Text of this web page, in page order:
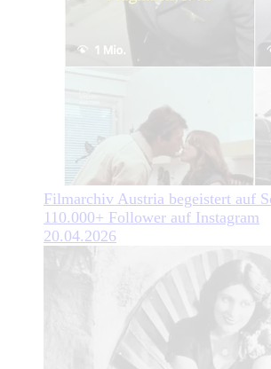
Filmarchiv Austria begeistert auf
110.000+ Follower auf Instagram
20.04.2026